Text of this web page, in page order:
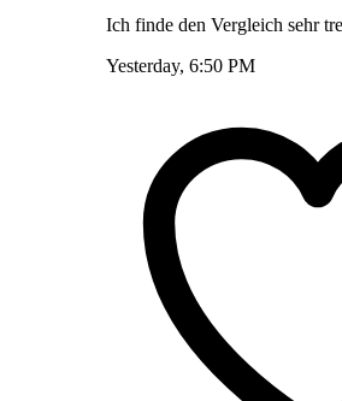
Ich finde den Vergleich sehr
Yesterday, 6:50 PM